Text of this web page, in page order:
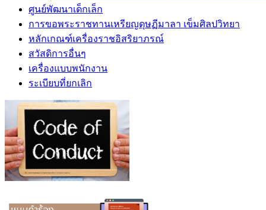
ศูนย์พัฒนาเด็กเล็ก
การขอพระราชทานเหรียญดุษฏีมาลา เข็มศิลปวิทยา
หลักเกณฑ์เครื่องราชอิสริยาภรณ์
สวัสดิการอื่นๆ
เครื่องแบบพนักงาน
ระเบียบที่ยกเลิก